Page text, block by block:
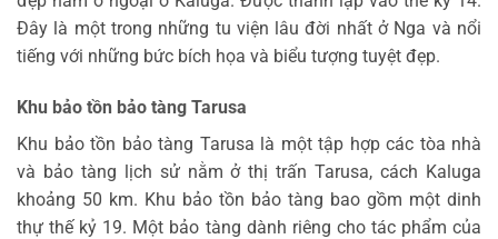
Đây là một trong những tu viện lâu đời nhất ở Nga và nổi
tiếng với những bức bích họa và biểu tượng tuyệt đẹp.
Khu bảo tồn bảo tàng Tarusa
Khu bảo tồn bảo tàng Tarusa là một tập hợp các tòa nhà
và bảo tàng lịch sử nằm ở thị trấn Tarusa, cách Kaluga
khoảng 50 km. Khu bảo tồn bảo tàng bao gồm một dinh
thự thế kỷ 19. Một bảo tàng dành riêng cho tác phẩm của